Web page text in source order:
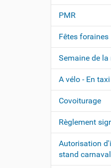
i
:
t
i
o
n
PMR
Fêtes foraines
Semaine de
A vélo - En taxi
Covoiturage
Règlement
Autorisation
stand carnaval